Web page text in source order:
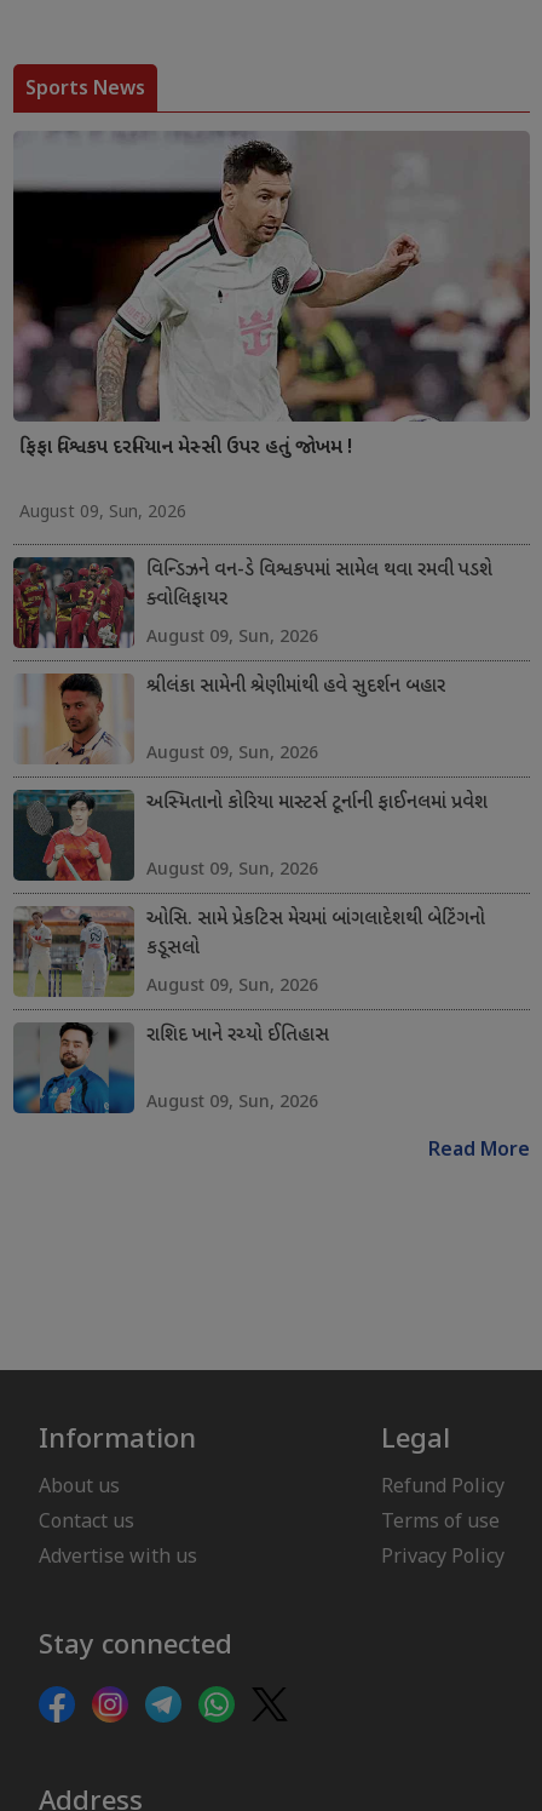
Sports News
ફિફા વિશ્વકપ દરમિયાન મેસ્સી ઉપર હતું જોખમ !
August 09, Sun, 2026
વિન્ડિઝને વન-ડે વિશ્વકપમાં સામેલ થવા રમવી પડશે
ક્વોલિફાયર
August 09, Sun, 2026
શ્રીલંકા સામેની શ્રેણીમાંથી હવે સુદર્શન બહાર
August 09, Sun, 2026
અસ્મિતાનો કોરિયા માસ્ટર્સ ટૂર્નાની ફાઈનલમાં પ્રવેશ
August 09, Sun, 2026
ઓસિ. સામે પ્રેકટિસ મેચમાં બાંગલાદેશથી બેટિંગનો
કડૂસલો
August 09, Sun, 2026
રાશિદ ખાને રચ્યો ઈતિહાસ
August 09, Sun, 2026
Read More
Information
About us
Contact us
Advertise with us
Legal
Refund Policy
Terms of use
Privacy Policy
Stay connected
Address